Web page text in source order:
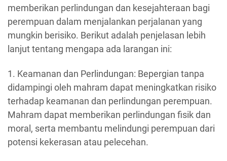
memberikan perlindungan dan kesejahteraan bagi
perempuan dalam menjalankan perjalanan yang
mungkin berisiko. Berikut adalah penjelasan lebih
lanjut tentang mengapa ada larangan ini:
1. Keamanan dan Perlindungan: Bepergian tanpa
didampingi oleh mahram dapat meningkatkan risiko
terhadap keamanan dan perlindungan perempuan.
Mahram dapat memberikan perlindungan fisik dan
moral, serta membantu melindungi perempuan dari
potensi kekerasan atau pelecehan.